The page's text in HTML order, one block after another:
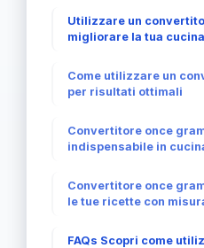
Utilizzare un
migliorare la tua cucina
Come utilizzare un
per risultati ottimali
Convertitore once
indispensabile in
Convertitore once
le tue ricette con
FAQs Scopri come